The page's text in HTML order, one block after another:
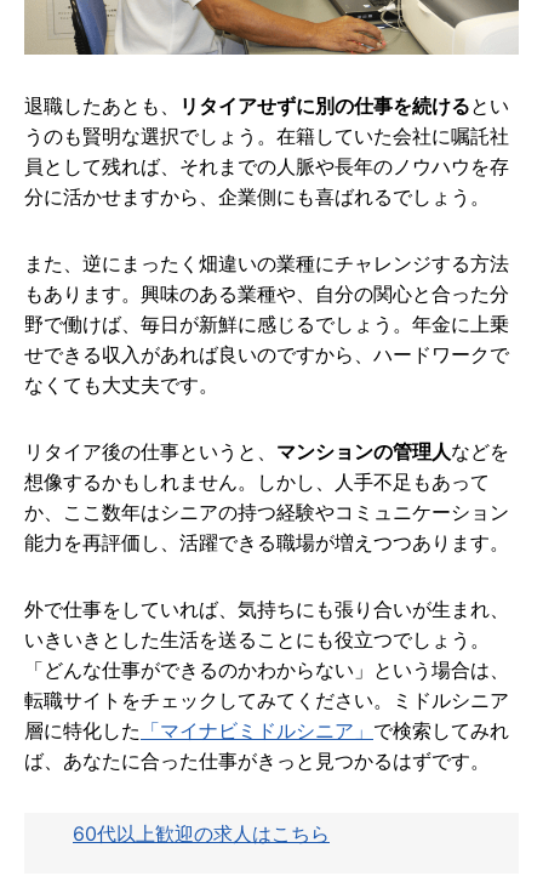
退職したあとも、 リタイアせずに別の仕事を続けるとい
うのも賢明な選択でしょう。在籍していた会社に嘱託社
員として残れば、それまでの人脈や長年のノウハウを存
分に活かせますから、企業側にも喜ばれるでしょう。
また、逆にまったく畑違いの業種にチャレンジする方法
もあります。興味のある業種や、自分の関心と合った分
野で働けば、毎日が新鮮に感じるでしょう。年金に上乗
せできる収入があれば良いのですから、ハードワークで
なくても大丈夫です。
リタイア後の仕事というと、 マンションの管理人などを
想像するかもしれません。しかし、人手不足もあって
か、ここ数年はシニアの持つ経験やコミュニケーション
能力を再評価し、活躍できる職場が増えつつあります。
外で仕事をしていれば、気持ちにも張り合いが生まれ、
いきいきとした生活を送ることにも役立つでしょう。
「どんな仕事ができるのかわからない」という場合は、
転職サイトをチェックしてみてください。ミドルシニア
層に特化した 「マイナビミドルシニア」 で検索してみれ
ば、あなたに合った仕事がきっと見つかるはずです。
60代以上歓迎の求人はこちら